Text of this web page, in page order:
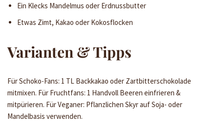
Ein Klecks Mandelmus oder Erdnussbutter
Etwas Zimt, Kakao oder Kokosflocken
Varianten & Tipps
Für Schoko-Fans: 1 TL Backkakao oder Zartbitterschokolade
mitmixen. Für Fruchtfans: 1 Handvoll Beeren einfrieren &
mitpürieren. Für Veganer: Pflanzlichen Skyr auf Soja- oder
Mandelbasis verwenden.